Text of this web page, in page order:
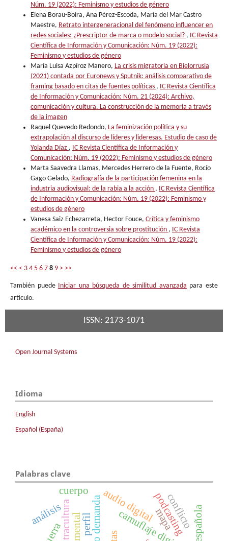
Núm. 19 (2022): Feminismo y estudios de género
Elena Borau-Boira, Ana Pérez-Escoda, María del Mar Castro
Maestre, Retrato intergeneracional del fenómeno influencer en
redes sociales: ¿Prescriptor de marca o modelo social? , IC Revista
Científica de Información y Comunicación: Núm. 19 (2022):
Feminismo y estudios de género
María Luisa Azpíroz Manero, La crisis migratoria en Bielorrusia
(2021) contada por Euronews y Sputnik: análisis comparativo de
framing basado en citas de fuentes políticas , IC Revista Científica
de Información y Comunicación: Núm. 21 (2024): Archivo,
comunicación y cultura. La construcción de la memoria a través
de la imagen
Raquel Quevedo Redondo, La feminización política y su
extrapolación al discurso de líderes y lideresas. Estudio de caso de
Yolanda Díaz , IC Revista Científica de Información y
Comunicación: Núm. 19 (2022): Feminismo y estudios de género
Marta Saavedra Llamas, Mercedes Herrero de la Fuente, Rocío
Gago Gelado, Radiografía de la participación femenina en la
industria audiovisual: de la rabia a la acción , IC Revista Científica
de Información y Comunicación: Núm. 19 (2022): Feminismo y
estudios de género
Vanesa Saiz Echezarreta, Hector Fouce, Crítica y feminismo
académico en la controversia sobre prostitución , IC Revista
Científica de Información y Comunicación: Núm. 19 (2022):
Feminismo y estudios de género
<< < 3 4 5 6 7 8 9 > >>
También puede Iniciar una búsqueda de similitud avanzada para este
artículo.
ISSN: 2173-1071
Open Journal Systems
Idioma
English
Español (España)
Palabras clave
camuflaje digital
podcasting
audio digital
perfil
contracultura
análisis mapaconflicto
cuerpo